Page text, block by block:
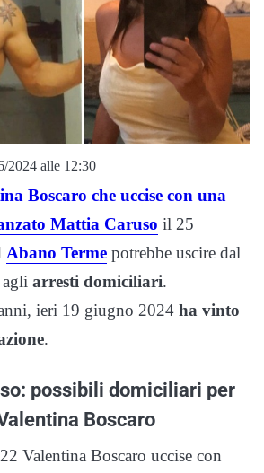
2024 alle 12:30
Boscaro che uccise con una
Mattia Caruso il 25
Abano Terme potrebbe uscire dal
agli arresti domiciliari.
ieri 19 giugno 2024 ha vinto
.
possibili domiciliari per
Boscaro
Valentina Boscaro uccise con